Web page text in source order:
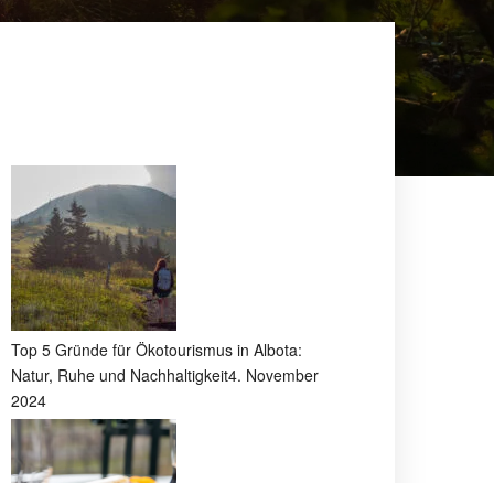
Top 5 Gründe für Ökotourismus in Albota:
Natur, Ruhe und Nachhaltigkeit4. November
2024